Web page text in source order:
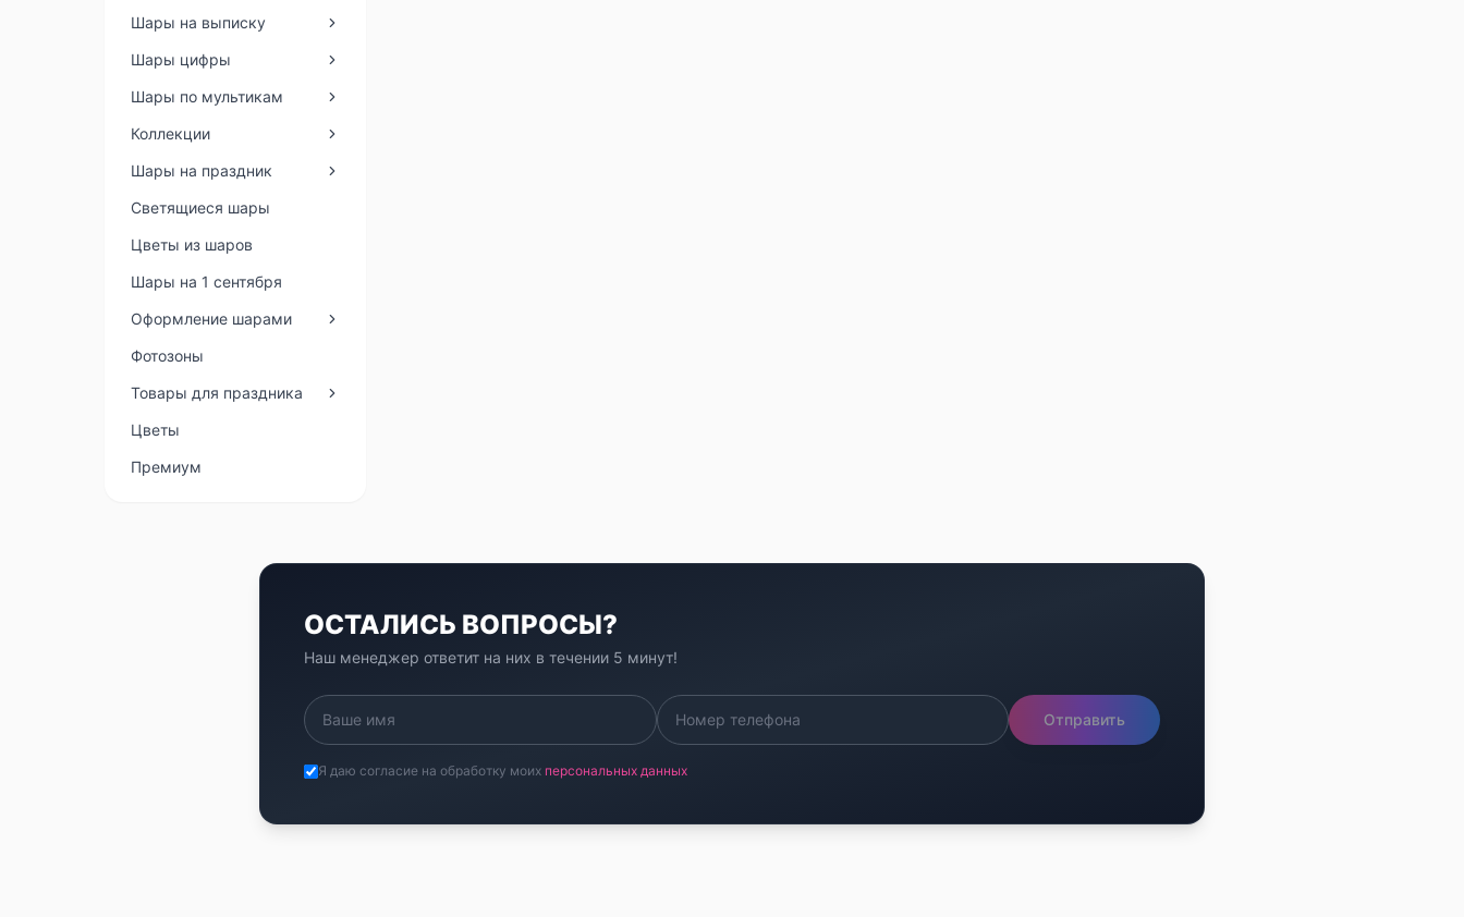
Шары на выписку
Шары цифры
Шары по мультикам
Коллекции
Шары на праздник
Светящиеся шары
Цветы из шаров
Шары на 1 сентября
Оформление шарами
Фотозоны
Товары для праздника
Цветы
Премиум
ОСТАЛИСЬ ВОПРОСЫ?
Наш менеджер ответит на них в течении 5 минут!
Отправить
Я даю согласие на обработку моих персональных данных